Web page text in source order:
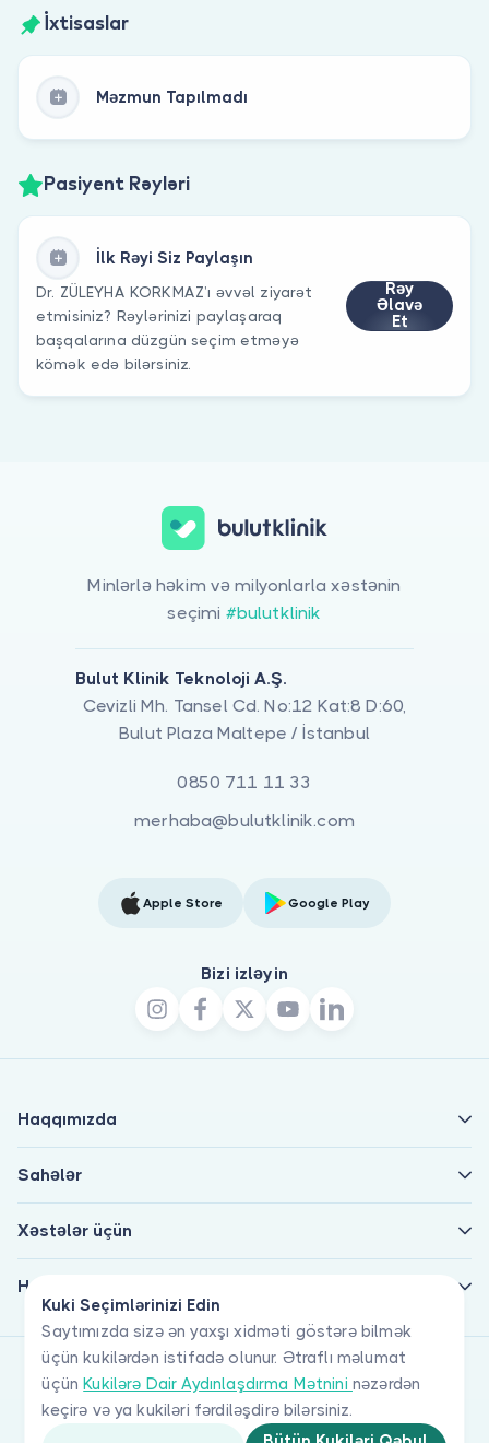
İxtisaslar
Məzmun Tapılmadı
Pasiyent Rəyləri
İlk Rəyi Siz Paylaşın
Dr. ZÜLEYHA KORKMAZ’ı əvvəl ziyarət
etmisiniz? Rəylərinizi paylaşaraq
başqalarına düzgün seçim etməyə
kömək edə bilərsiniz.
Rəy
Əlavə
Et
Kuki Seçimlərinizi Edin
Saytımızda sizə ən yaxşı xidməti göstərə bilmək
üçün kukilərdən istifadə olunur. Ətraflı məlumat
üçünKukilərə Dair Aydınlaşdırma Mətnini nəzərdən
keçirə və ya kukiləri fərdiləşdirə bilərsiniz.
Minlərlə həkim və milyonlarla xəstənin
seçimi #bulutklinik
Bulut Klinik Teknoloji A.Ş.
Cevizli Mh. Tansel Cd. No:12 Kat:8 D:60,
Bulut Plaza Maltepe / İstanbul
0850 711 11 33
merhaba@bulutklinik.com
Apple Store Google Play
Bizi izləyin
Haqqımızda
Sahələr
Xəstələr üçün
Həkimlər üçün